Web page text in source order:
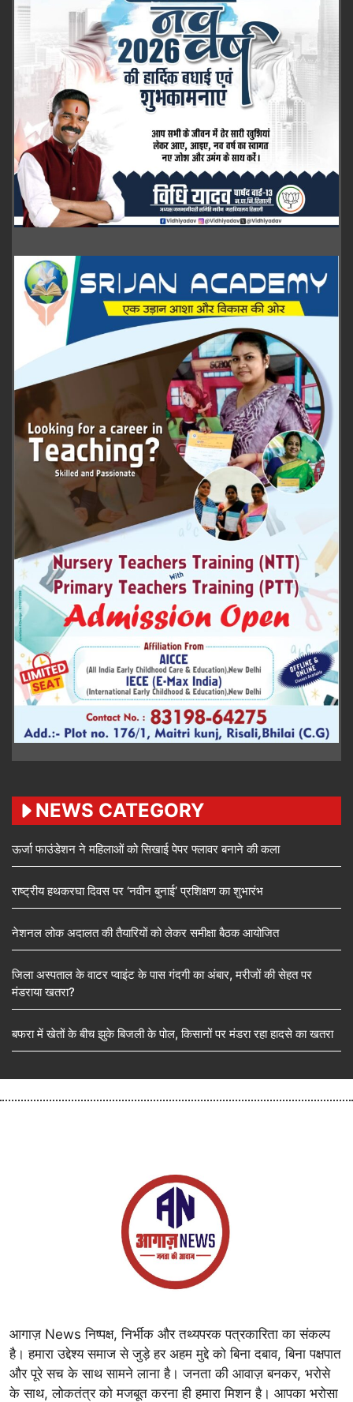
NEWS CATEGORY
ऊर्जा फाउंडेशन ने महिलाओं को सिखाई पेपर फ्लावर बनाने की कला
राष्ट्रीय हथकरघा दिवस पर ‘नवीन बुनाई’ प्रशिक्षण का शुभारंभ
नेशनल लोक अदालत की तैयारियों को लेकर समीक्षा बैठक आयोजित
जिला अस्पताल के वाटर प्वाइंट के पास गंदगी का अंबार, मरीजों की सेहत पर
मंडराया खतरा?
बफरा में खेतों के बीच झुके बिजली के पोल, किसानों पर मंडरा रहा हादसे का खतरा
आगाज़ News निष्पक्ष, निर्भीक और तथ्यपरक पत्रकारिता का संकल्प
है। हमारा उद्देश्य समाज से जुड़े हर अहम मुद्दे को बिना दबाव, बिना पक्षपात
और पूरे सच के साथ सामने लाना है। जनता की आवाज़ बनकर, भरोसे
के साथ, लोकतंत्र को मजबूत करना ही हमारा मिशन है। आपका भरोसा